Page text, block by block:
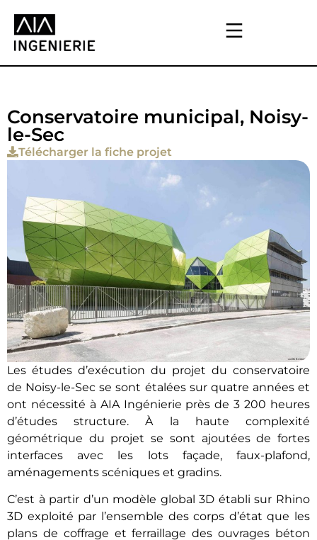
Conservatoire municipal, Noisy-
le-Sec
Télécharger la fiche projet
Les études d’exécution du projet du conservatoire
de Noisy-le-Sec se sont étalées sur quatre années et
ont nécessité à AIA Ingénierie près de 3 200 heures
d’études structure. À la haute complexité
géométrique du projet se sont ajoutées de fortes
interfaces avec les lots façade, faux-plafond,
aménagements scéniques et gradins.
C’est à partir d’un modèle global 3D établi sur Rhino
3D exploité par l’ensemble des corps d’état que les
plans de coffrage et ferraillage des ouvrages béton